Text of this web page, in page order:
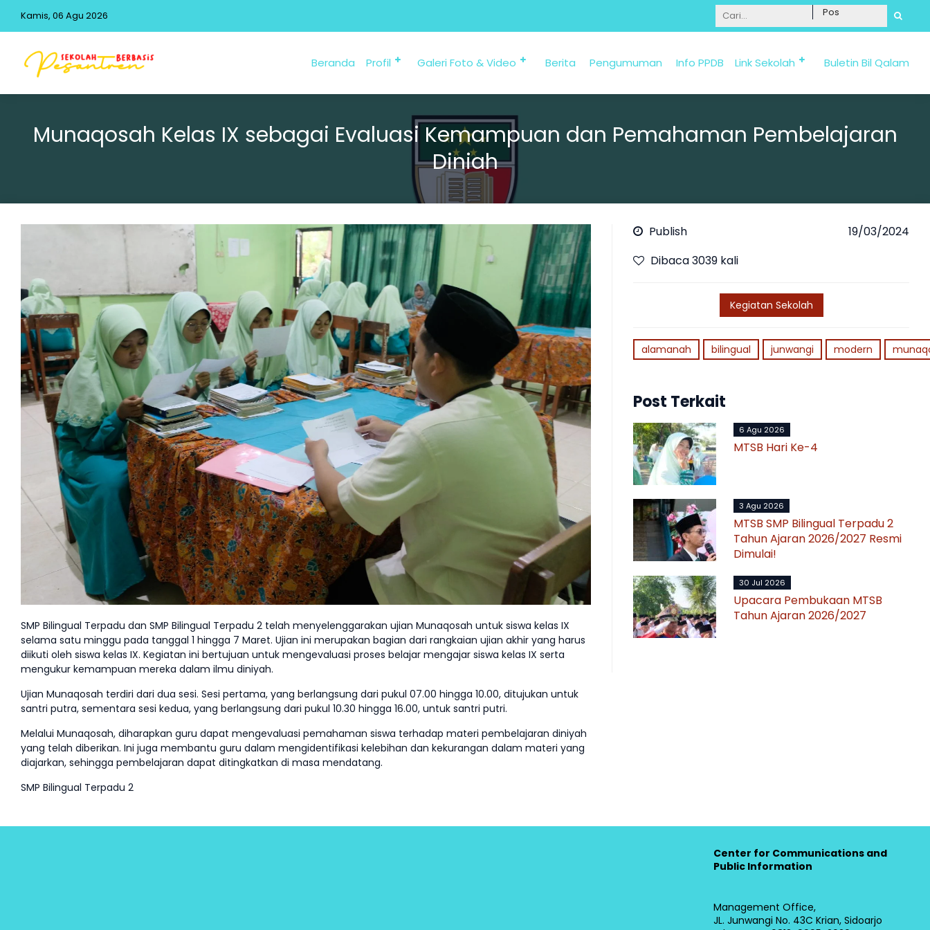
Kamis, 06 Agu 2026 Informasi Penerimaan Santri Baru 2025/2026
Beranda Profil Galeri Foto & Video Berita Pengumuman Info PPDB Link Sekolah Buletin Bil Qalam
Munaqosah Kelas IX sebagai Evaluasi Kemampuan dan Pemahaman Pembelajaran
Diniah
SMP Bilingual Terpadu dan SMP Bilingual Terpadu 2 telah menyelenggarakan ujian Munaqosah untuk siswa kelas IX
selama satu minggu pada tanggal 1 hingga 7 Maret. Ujian ini merupakan bagian dari rangkaian ujian akhir yang harus
diikuti oleh siswa kelas IX. Kegiatan ini bertujuan untuk mengevaluasi proses belajar mengajar siswa kelas IX serta
mengukur kemampuan mereka dalam ilmu diniyah.
Ujian Munaqosah terdiri dari dua sesi. Sesi pertama, yang berlangsung dari pukul 07.00 hingga 10.00, ditujukan untuk
santri putra, sementara sesi kedua, yang berlangsung dari pukul 10.30 hingga 16.00, untuk santri putri.
Melalui Munaqosah, diharapkan guru dapat mengevaluasi pemahaman siswa terhadap materi pembelajaran diniyah
yang telah diberikan. Ini juga membantu guru dalam mengidentifikasi kelebihan dan kekurangan dalam materi yang
diajarkan, sehingga pembelajaran dapat ditingkatkan di masa mendatang.
SMP Bilingual Terpadu 2
Publish
19/03/2024
Dibaca 3039 kali
Kegiatan Sekolah
alamanah bilingual junwangi modern
Post Terkait
6 Agu 2026
MTSB Hari Ke-4
3 Agu 2026
MTSB SMP Bilingual Terpadu 2
Tahun Ajaran 2026/2027 Resmi
Dimulai!
30 Jul 2026
Upacara Pembukaan MTSB
Tahun Ajaran 2026/2027
Center for Communications and
Public Information
Management Office,
JL. Junwangi No. 43C Krian, Sidoarjo